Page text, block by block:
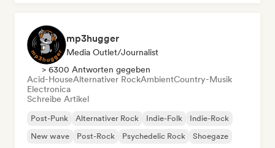
mp3hugger
Media Outlet/Journalist
> 6300 Antworten gegeben
Acid-HouseAlternativer RockAmbientCountry-Musik
Electronica
Schreibe Artikel
Post-Punk Alternativer Rock Indie-Folk
Indie-Rock
New wave
Post-Rock Psychedelic Rock Shoegaze